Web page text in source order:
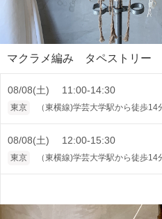
マクラメ編み タペストリー
08/08(土) 11:00-14:30
東京 （東横線)学芸大学駅から徒歩14
08/08(土) 12:00-15:30
東京 （東横線)学芸大学駅から徒歩14